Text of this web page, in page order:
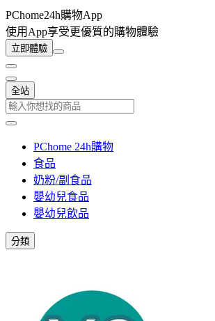
PChome24h購物App
使用App享受更優質的購物體驗
立即體驗
全站
PChome 24h購物
食品
奶粉/副食品
嬰幼兒食品
嬰幼兒飲品
分類